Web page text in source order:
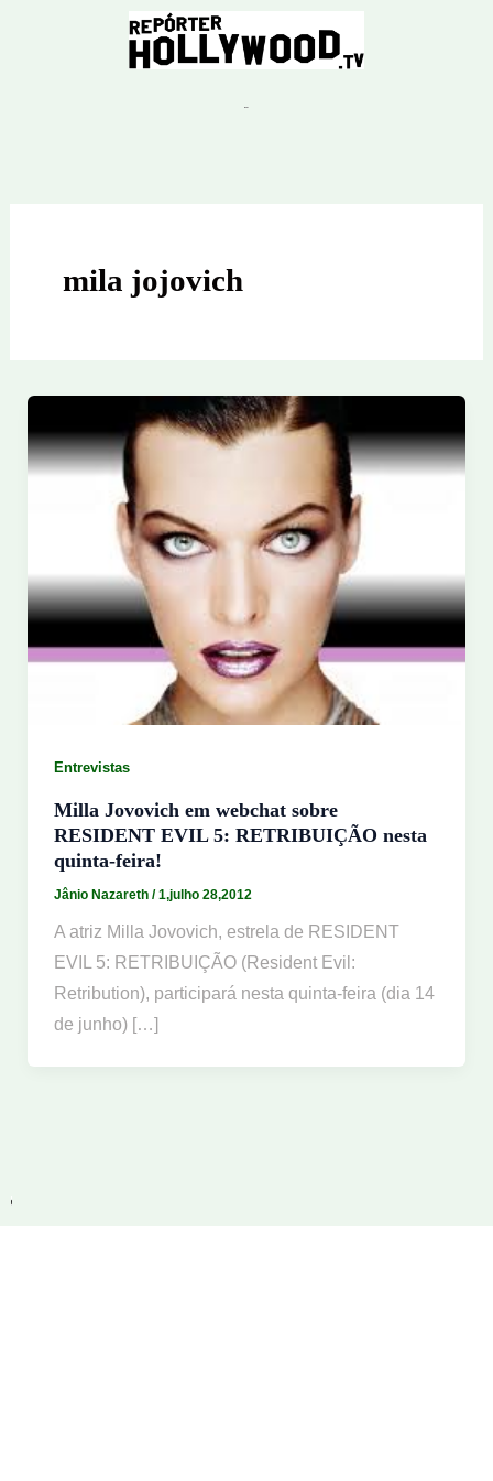
mila jojovich
Entrevistas
Milla Jovovich em webchat sobre
RESIDENT EVIL 5: RETRIBUIÇÃO nesta
quinta-feira!
Jânio Nazareth /1,julho 28,2012
A atriz Milla Jovovich, estrela de RESIDENT
EVIL 5: RETRIBUIÇÃO (Resident Evil:
Retribution), participará nesta quinta-feira (dia 14
de junho) […]